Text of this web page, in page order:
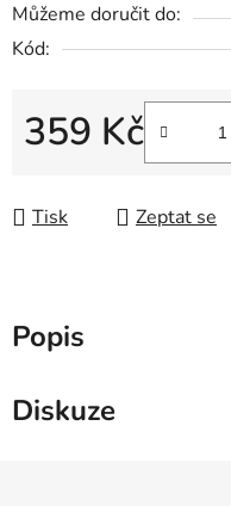
Můžeme doručit do:
Kód:
359 Kč
Tisk Zeptat se
Popis
Diskuze